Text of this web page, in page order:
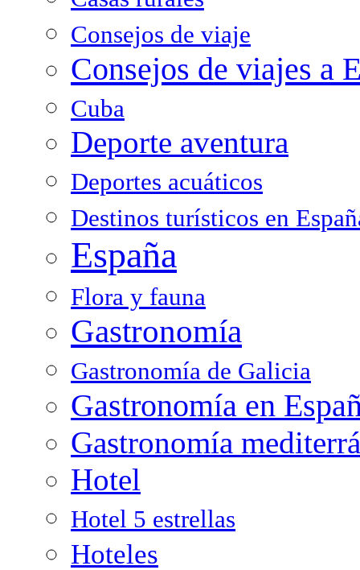
Consejos de viaje
Consejos de viajes a
Cuba
Deporte aventura
Deportes acuáticos
Destinos turísticos en
España
Flora y fauna
Gastronomía
Gastronomía de Galicia
Gastronomía en
Gastronomía
Hotel
Hotel 5 estrellas
Hoteles